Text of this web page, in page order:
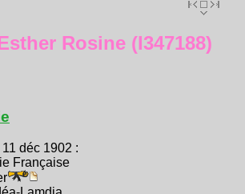
Rosine (I347188)
11 déc 1902 :
Française